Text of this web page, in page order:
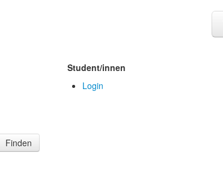
Finden
Student/innen
Login